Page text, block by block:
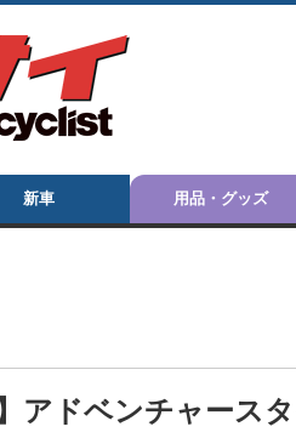
新車 用品・グッズ
アドベンチャース